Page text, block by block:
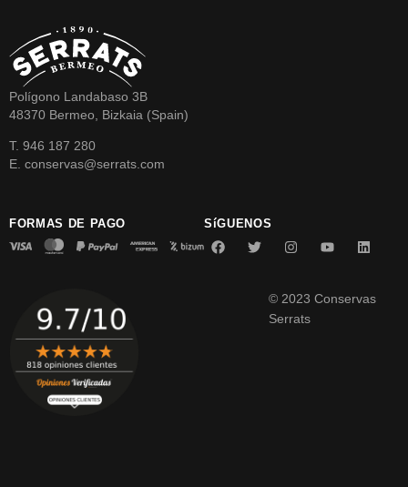
Polígono Landabaso 3B
48370 Bermeo, Bizkaia (Spain)
T. 946 187 280
E. conservas@serrats.com
FORMAS DE PAGO SíGUENOS
© 2023 Conservas
Serrats